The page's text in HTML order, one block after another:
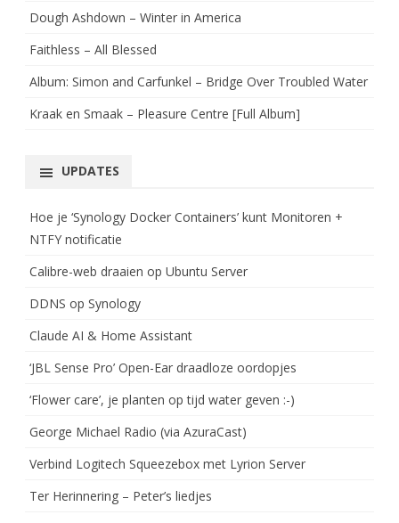
Dough Ashdown – Winter in America
Faithless – All Blessed
Album: Simon and Carfunkel – Bridge Over Troubled Water
Kraak en Smaak – Pleasure Centre [Full Album]
UPDATES
Hoe je ‘Synology Docker Containers’ kunt Monitoren +
NTFY notificatie
Calibre-web draaien op Ubuntu Server
DDNS op Synology
Claude AI & Home Assistant
‘JBL Sense Pro’ Open-Ear draadloze oordopjes
‘Flower care’, je planten op tijd water geven :-)
George Michael Radio (via AzuraCast)
Verbind Logitech Squeezebox met Lyrion Server
Ter Herinnering – Peter’s liedjes